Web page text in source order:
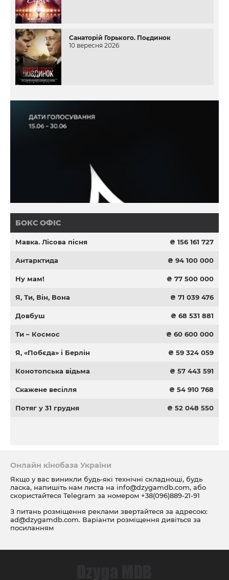
Санаторій Горького. Поєдинок
10 вересня 2026
БОКС ОФІС
Мавка. Лісова пісня ₴ 156 161 727
Антарктида ₴ 94 100 000
Ну мам! ₴ 77 500 000
Я, Ти, Він, Вона ₴ 71 039 476
Довбуш ₴ 68 531 881
Ти – Космос ₴ 60 600 000
Я, «Побєда» і Берлін ₴ 59 324 059
Конотопська відьма ₴ 57 443 591
Скажене весілля ₴ 54 910 768
Потяг у 31 грудня ₴ 52 048 550
Онлайн кінобаза України
Якщо у вас виникли будь-які технічні складнощі, будь
ласка, напишіть нам листа на info@dzygamdb.com, або
скористайтеся Telegram за номером +38(096)889-21-91
З питань розміщення реклами звертайтеся за адресою:
ad@dzygamdb.com. Варіанти розміщення дивіться за
посиланням